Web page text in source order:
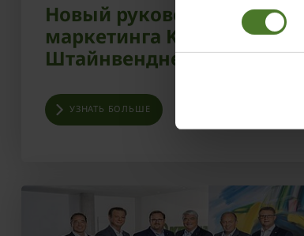
Impressum
Новый руководитель
маркетинга KRONE, Маркус
Штайнвенднер
УЗНАТЬ БОЛЬШЕ